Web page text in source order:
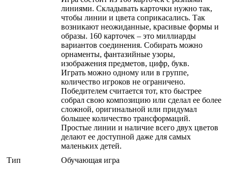
линиями. Складывать карточки нужно так,
чтобы линии и цвета соприкасались. Так
возникают неожиданные, красивые формы и
образы. 160 карточек – это миллиарды
вариантов соединения. Собирать можно
орнаменты, фантазийные узоры,
изображения предметов, цифр, букв.
Играть можно одному или в группе,
количество игроков не ограничено.
Победителем считается тот, кто быстрее
собрал свою композицию или сделал ее более
сложной, оригинальной или придумал
большее количество трансформаций.
Простые линии и наличие всего двух цветов
делают ее доступной даже для самых
маленьких детей.
Тип
Обучающая игра